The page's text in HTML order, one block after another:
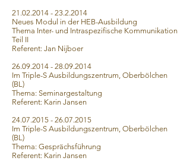
21.02.2014 - 23.2.2014
Neues Modul in der HEB-Ausbildung
Thema Inter- und Intraspezifische Kommunikation
Teil II
Referent: Jan Nijboer
26.09.2014 - 28.09.2014
Im Triple-S Ausbildungszentrum, Oberbölchen
(BL)
Thema: Seminargestaltung
Referent: Karin Jansen
24.07.2015 - 26.07.2015
Im Triple-S Ausbildungszentrum, Oberbölchen
(BL)
Thema: Gesprächsführung
Referent: Karin Jansen